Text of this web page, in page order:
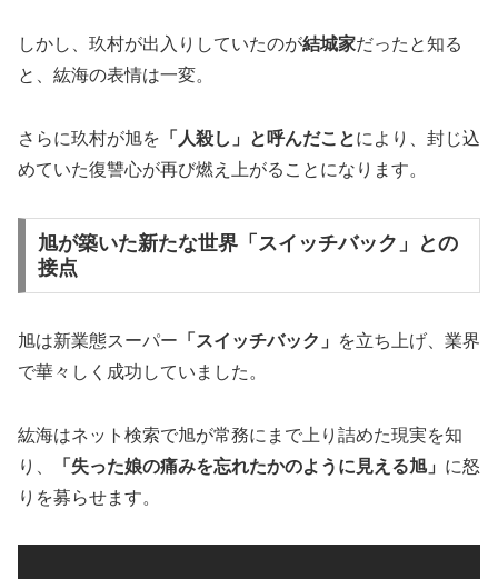
しかし、玖村が出入りしていたのが結城家だったと知る
と、紘海の表情は一変。
さらに玖村が旭を 「人殺し」と呼んだことにより、封じ込
めていた復讐心が再び燃え上がることになります。
旭が築いた新たな世界「スイッチバック」との
接点
旭は新業態スーパー 「スイッチバック」
を立ち上げ、業界
で華々しく成功していました。
紘海はネット検索で旭が常務にまで上り詰めた現実を知
り、
「失った娘の痛みを忘れたかのように見える旭」 に怒
りを募らせます。